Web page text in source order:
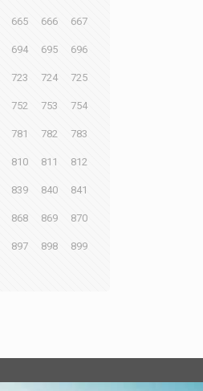
665 666 667
694 695 696
723 724 725
752 753 754
781 782 783
810 811 812
839 840 841
868 869 870
897 898 899